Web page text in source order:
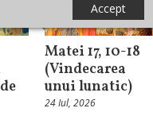
Accept
Evanghelia zilei
Matei 17, 10-18
(Vindecarea
unui lunatic)
24 Iul, 2026